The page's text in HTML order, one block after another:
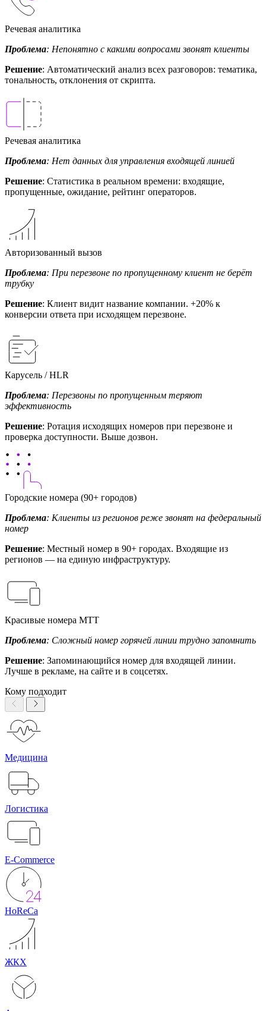
Речевая аналитика
Проблема: Непонятно с какими вопросами звонят клиенты
Решение: Автоматический анализ всех разговоров: тематика,
тональность, отклонения от скрипта.
Речевая аналитика
Проблема: Нет данных для управления входящей линией
Решение: Статистика в реальном времени: входящие,
пропущенные, ожидание, рейтинг операторов.
Авторизованный вызов
Проблема: При перезвоне по пропущенному клиент не берёт
трубку
Решение: Клиент видит название компании. +20% к
конверсии ответа при исходящем перезвоне.
Карусель / HLR
Проблема: Перезвоны по пропущенным теряют
эффективность
Решение: Ротация исходящих номеров при перезвоне и
проверка доступности. Выше дозвон.
Городские номера (90+ городов)
Проблема: Клиенты из регионов реже звонят на федеральный
номер
Решение: Местный номер в 90+ городах. Входящие из
регионов — на единую инфраструктуру.
Красивые номера МТТ
Проблема: Сложный номер горячей линии трудно запомнить
Решение: Запоминающийся номер для входящей линии.
Лучше в рекламе, на сайте и в соцсетях.
Кому подходит
Медицина
Логистика
E-Commerce
HoReCa
ЖКХ